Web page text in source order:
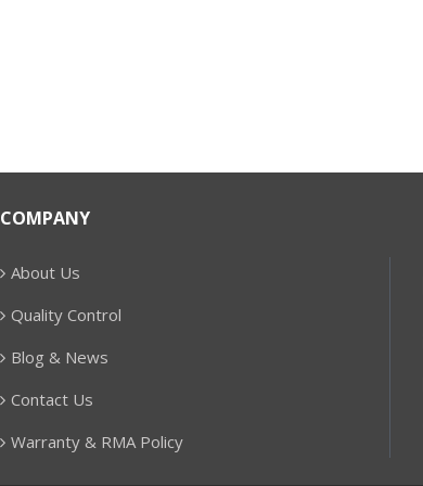
COMPANY
About Us
Quality Control
Blog & News
Contact Us
Warranty & RMA Policy